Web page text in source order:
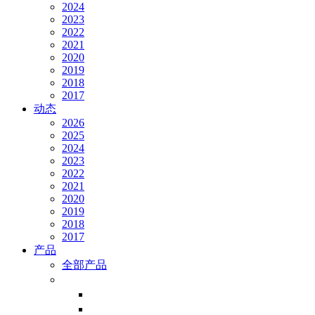
2024
2023
2022
2021
2020
2019
2018
2017
动态
2026
2025
2024
2023
2022
2021
2020
2019
2018
2017
产品
全部产品